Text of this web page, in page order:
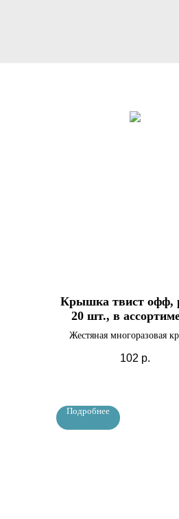
Крышка твист офф,
20 шт., в
Жестяная многоразовая
102 р.
Подробнее